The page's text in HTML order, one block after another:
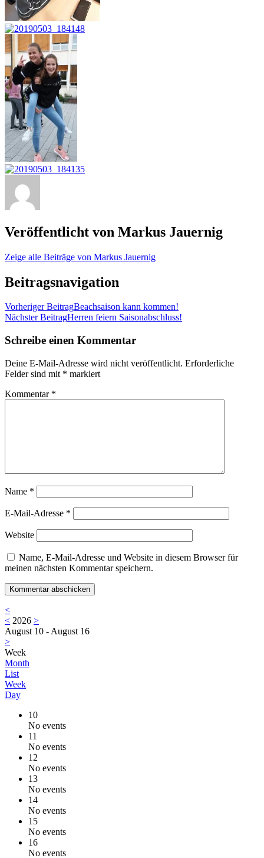
Veröffentlicht von Markus Jauernig
Zeige alle Beiträge von Markus Jauernig
Beitragsnavigation
Vorheriger BeitragBeachsaison kann kommen!
Nächster BeitragHerren feiern Saisonabschluss!
Schreibe einen Kommentar
Deine E-Mail-Adresse wird nicht veröffentlicht. Erforderliche
Felder sind mit * markiert
Kommentar *
Name *
E-Mail-Adresse *
Website
Name, E-Mail-Adresse und Website in diesem Browser für
meinen nächsten Kommentar speichern.
<
< 2026 >
August 10 - August 16
>
Week
Month
List
Week
Day
10
No events
11
No events
12
No events
13
No events
14
No events
15
No events
16
No events